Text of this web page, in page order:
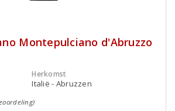
Montepulciano d'Abruzzo
Herkomst
Italië - Abruzzen